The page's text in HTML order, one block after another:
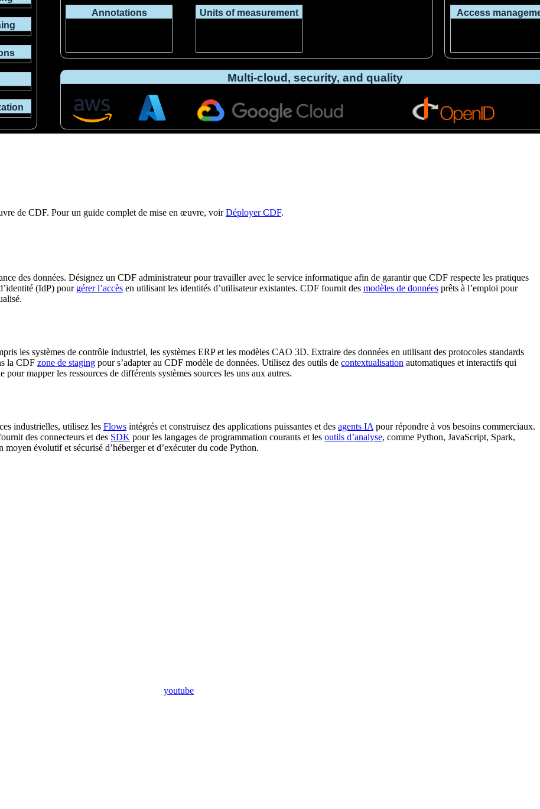
de CDF. Pour un guide complet de mise en œuvre, voirDéployer CDF.
des données. Désignez un CDF administrateurpour travailler avec le service informatique afin de garantir que CDF respecte les pratiques
(IdP) pour gérer l’accès en utilisant les identités d’utilisateur existantes. CDF fournit des modèles de données prêts à l’emploi pour
les systèmes de contrôle industriel, les systèmes ERP et les modèles CAO 3D. Extraire des données en utilisant des protocoles standards
la CDF zone de staging pour s’adapter au CDF modèle de données. Utilisez des outils de contextualisation automatiques et interactifs qui
mapper les ressources de différents systèmes sources les uns aux autres.
industrielles, utilisez les Flows intégrés et construisez des applications puissantes et des agents IA pour répondre à vos besoins commerciaux.
des connecteurs et des SDK pour les langages de programmation courants et les outils d’analyse, comme Python, JavaScript, Spark,
moyen évolutif et sécurisé d’héberger et d’exécuter du code Python.
youtube